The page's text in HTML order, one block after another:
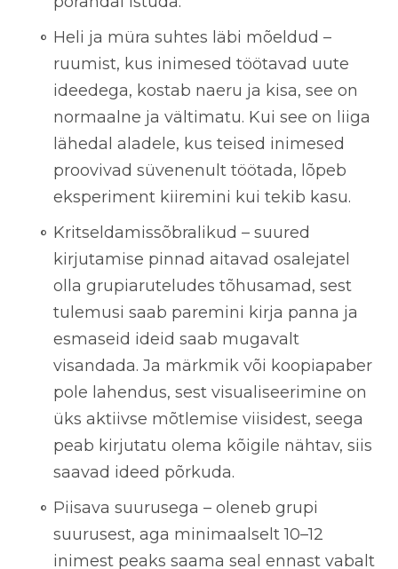
Heli ja müra suhtes läbi mõeldud –
ruumist, kus inimesed töötavad uute
ideedega, kostab naeru ja kisa, see on
normaalne ja vältimatu. Kui see on liiga
lähedal aladele, kus teised inimesed
proovivad süvenenult töötada, lõpeb
eksperiment kiiremini kui tekib kasu.
Kritseldamissõbralikud – suured
kirjutamise pinnad aitavad osalejatel
olla grupiaruteludes tõhusamad, sest
tulemusi saab paremini kirja panna ja
esmaseid ideid saab mugavalt
visandada. Ja märkmik või koopiapaber
pole lahendus, sest visualiseerimine on
üks aktiivse mõtlemise viisidest, seega
peab kirjutatu olema kõigile nähtav, siis
saavad ideed põrkuda.
Piisava suurusega – oleneb grupi
suurusest, aga minimaalselt 10–12
inimest peaks saama seal ennast vabalt